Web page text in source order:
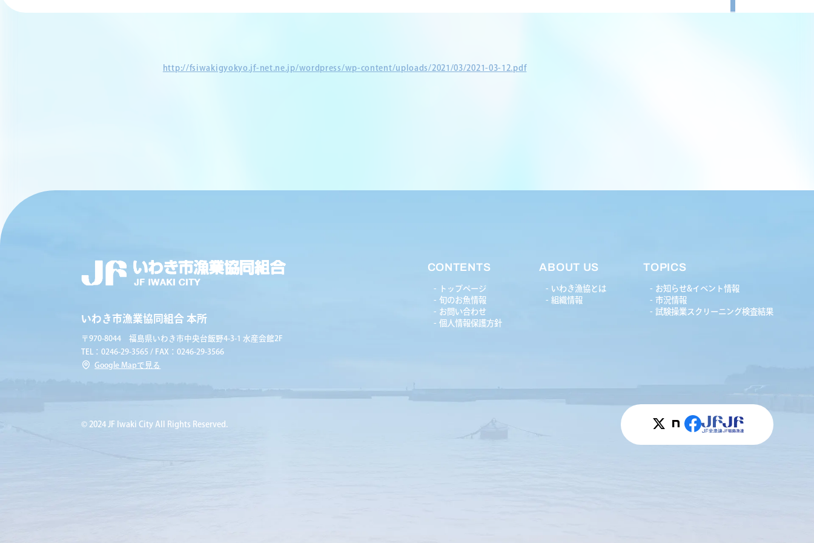
http://fsiwakigyokyo.jf-net.ne.jp/wordpress/wp-content/uploads/2021/03/2021-03-12.pdf
いわき市漁業協同組合 本所
〒970-8044 福島県いわき市中央台飯野4-3-1 水産会館2F
TEL：0246-29-3565 / FAX：0246-29-3566
Google Mapで見る
CONTENTS
トップページ
旬のお魚情報
お問い合わせ
個人情報保護方針
ABOUT US
いわき漁協とは
組織情報
TOPICS
お知らせ&イベント情報
市況情報
試験操業スクリーニング検査結果
© 2024 JF Iwaki City All Rights Reserved.